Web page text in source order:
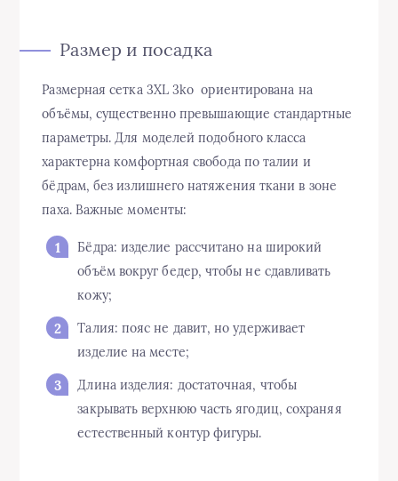
Размер и посадка
Размерная сетка 3XL 3ko ориентирована на
объёмы, существенно превышающие стандартные
параметры. Для моделей подобного класса
характерна комфортная свобода по талии и
бёдрам, без излишнего натяжения ткани в зоне
паха. Важные моменты:
Бёдра: изделие рассчитано на широкий
объём вокруг бедер, чтобы не сдавливать
кожу;
Талия: пояс не давит, но удерживает
изделие на месте;
Длина изделия: достаточная, чтобы
закрывать верхнюю часть ягодиц, сохраняя
естественный контур фигуры.